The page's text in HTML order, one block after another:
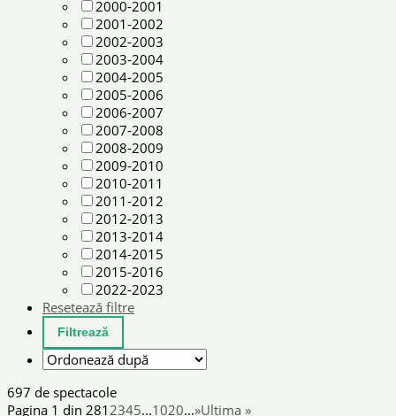
2000-2001
2001-2002
2002-2003
2003-2004
2004-2005
2005-2006
2006-2007
2007-2008
2008-2009
2009-2010
2010-2011
2011-2012
2012-2013
2013-2014
2014-2015
2015-2016
2022-2023
Resetează filtre
697 de spectacole
Pagina 1 din 281 2345...1020...»Ultima »